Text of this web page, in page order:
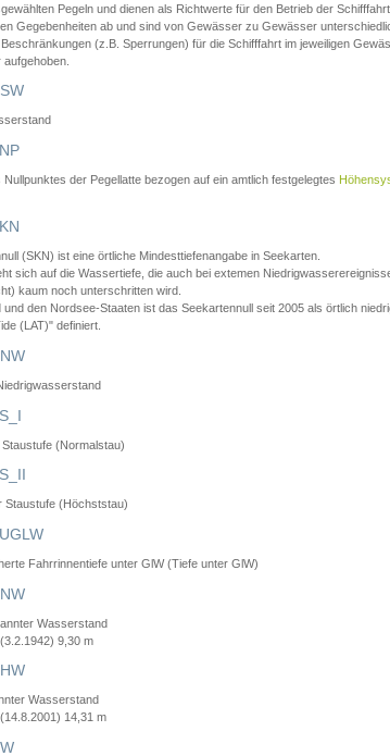
Pegeln und dienen als Richtwerte für den Betrieb der
Gegebenheiten ab und sind von Gewässer zu Gewässer
(z.B. Sperrungen) für die Schifffahrt im jeweiligen
Nullpunktes der Pegellatte bezogen auf ein amtlich festgelegtes
(SKN) ist eine örtliche Mindesttiefenangabe in Seekarten.
sich auf die Wassertiefe, die auch bei extemen
kaum noch unterschritten wird.
und den Nordsee-Staaten ist das Seekartennull seit 2005 als örtlich
(LAT)" definiert.
(Normalstau)
Staustufe (Höchststau)
Fahrrinnentiefe unter GlW (Tiefe unter GlW)
Wasserstand
9,30 m
Wasserstand
14,31 m